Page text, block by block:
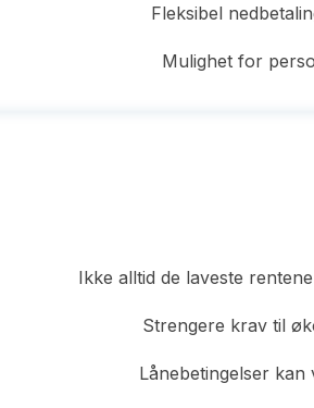
Fleksibel
Mulighet for
Ikke alltid de laveste
Strengere krav til
Lånebetingelser